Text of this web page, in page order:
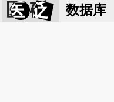
医 砭 数据库